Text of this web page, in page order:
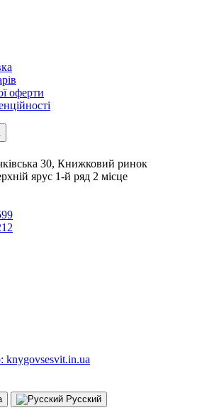
оферти
30, Книжковий ринок
ярус 1-й ряд 2 місце
knygovsesvit.in.ua
Русский